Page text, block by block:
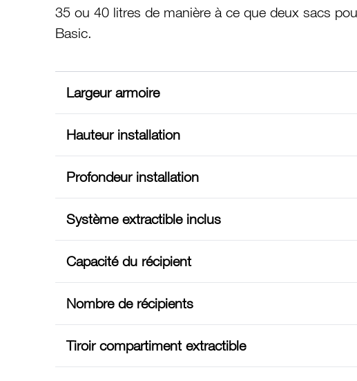
35 ou 40 litres de manière à ce que deux sacs
Basic.
Largeur armoire
Hauteur installation
Profondeur installation
Système extractible inclus
Capacité du récipient
Nombre de récipients
Tiroir compartiment extractible